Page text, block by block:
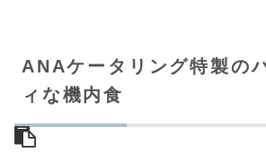
ANAケータリング特製の
ィな機内食